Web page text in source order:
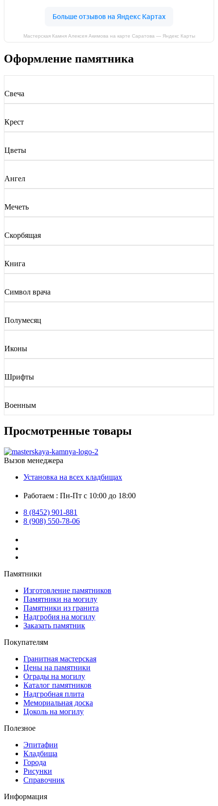
Мастерская Камня Алексея Акимова на карте Саратова — Яндекс Карты
Оформление памятника
Свеча
Крест
Цветы
Ангел
Мечеть
Скорбящая
Книга
Символ врача
Полумесяц
Иконы
Шрифты
Военным
Просмотренные товары
Вызов менеджера
Установка на всех кладбищах
Работаем : Пн-Пт с 10:00 до 18:00
8 (8452) 901-881
8 (908) 550-78-06
Памятники
Изготовление памятников
Памятники на могилу
Памятники из гранита
Надгробия на могилу
Заказать памятник
Покупателям
Гранитная мастерская
Цены на памятники
Ограды на могилу
Каталог памятников
Надгробная плита
Мемориальная доска
Цоколь на могилу
Полезное
Эпитафии
Кладбища
Города
Рисунки
Справочник
Информация